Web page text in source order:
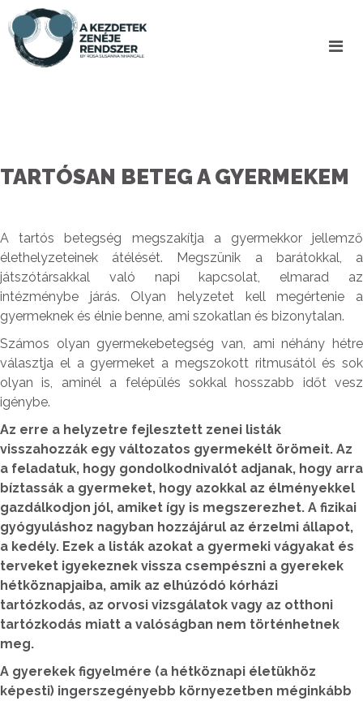
TARTÓSAN BETEG A GYERMEKEM
A tartós betegség megszakítja a gyermekkor jellemző
élethelyzeteinek átélését. Megszünik a barátokkal, a
játszótársakkal való napi kapcsolat, elmarad az
intézménybe járás. Olyan helyzetet kell megértenie a
gyermeknek és élnie benne, ami szokatlan és bizonytalan.
Számos olyan gyermekebetegség van, ami néhány hétre
választja el a gyermeket a megszokott ritmusától és sok
olyan is, aminél a felépülés sokkal hosszabb időt vesz
igénybe.
Az erre a helyzetre fejlesztett zenei listák
visszahozzák egy változatos gyermekélt örömeit. Az
a feladatuk, hogy gondolkodnivalót adjanak, hogy arra
bíztassák a gyermeket, hogy azokkal az élményekkel
gazdálkodjon jól, amiket így is megszerezhet. A fizikai
gyógyuláshoz nagyban hozzájárul az érzelmi állapot,
a kedély. Ezek a listák azokat a gyermeki vágyakat és
terveket igyekeznek vissza csempészni a gyerekek
hétköznapjaiba, amik az elhúzódó kórházi
tartózkodás, az orvosi vizsgálatok vagy az otthoni
tartózkodás miatt a valóságban nem történhetnek
meg.
A gyerekek figyelmére (a hétköznapi életükhöz
képesti) ingerszegényebb környezetben méginkább